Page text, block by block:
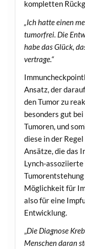
kompletten
„Ich hatte einen
tumorfrei. Die
habe das Glück,
vertrage.“
Ansatz, der
den Tumor zu
besonders gut
Tumoren, und
diese in der
Ansätze, die das
Lynch-
Möglichkeit für
also für eine
Entwicklung.
„Die Diagnose
Menschen daran